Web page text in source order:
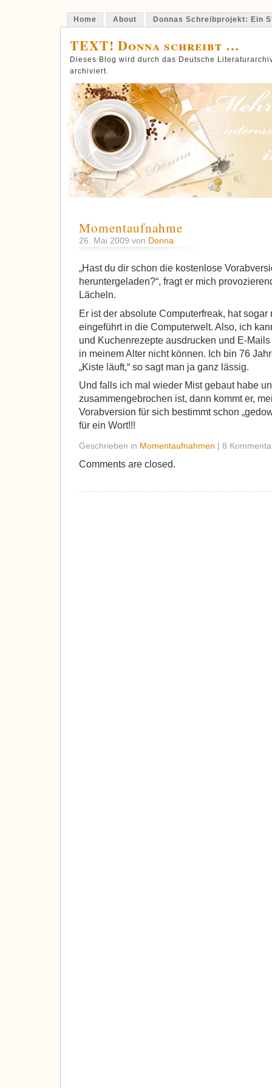
Home About Donnas Schreibprojekt: Ein
TEXT! Donna schreibt …
Dieses Blog wird durch das Deutsche
archiviert.
Momentaufnahme
26. Mai 2009 von Donna
„Hast du dir schon die kostenlose
heruntergeladen?“, fragt er mich
Lächeln.
Er ist der absolute Computerfreak, hat
eingeführt in die Computerwelt. Also, ich
und Kuchenrezepte ausdrucken und E-
in meinem Alter nicht können. Ich bin 76
„Kiste läuft,“ so sagt man ja ganz lässig.
Und falls ich mal wieder Mist gebaut habe
zusammengebrochen ist, dann kommt er,
Vorabversion für sich bestimmt schon
für ein Wort!!!
Geschrieben in Momentaufnahmen | 8
Comments are closed.